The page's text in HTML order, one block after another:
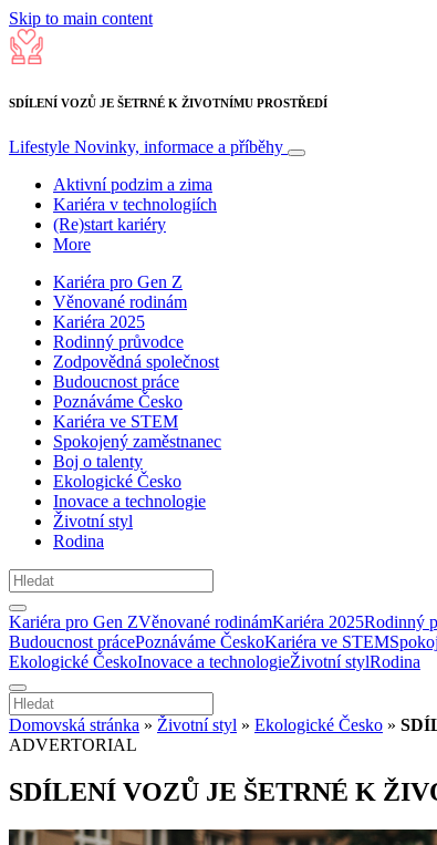
Skip to main content
SDÍLENÍ VOZŮ JE ŠETRNÉ K ŽIVOTNÍMU PROSTŘEDÍ
Lifestyle Novinky, informace a příběhy
Aktivní podzim a zima
Kariéra v technologiích
(Re)start kariéry
More
Kariéra pro Gen Z
Věnované rodinám
Kariéra 2025
Rodinný průvodce
Zodpovědná společnost
Budoucnost práce
Poznáváme Česko
Kariéra ve STEM
Spokojený zaměstnanec
Boj o talenty
Ekologické Česko
Inovace a technologie
Životní styl
Rodina
Kariéra pro Gen ZVěnované rodinámKariéra 2025Rodinný
Budoucnost prácePoznáváme ČeskoKariéra ve STEM
Ekologické ČeskoInovace a technologieŽivotní stylRodina
Domovská stránka » Životní styl » Ekologické Česko »
ADVERTORIAL
SDÍLENÍ VOZŮ JE ŠETRNÉ K